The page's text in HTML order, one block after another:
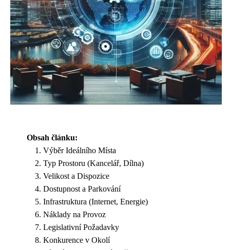
Obsah článku:
Výběr Ideálního Místa
Typ Prostoru (Kancelář, Dílna)
Velikost a Dispozice
Dostupnost a Parkování
Infrastruktura (Internet, Energie)
Náklady na Provoz
Legislativní Požadavky
Konkurence v Okolí